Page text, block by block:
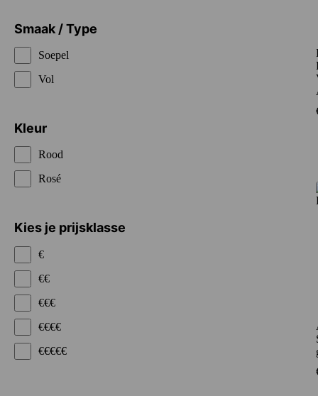
Smaak / Type
Soepel
Vol
Kleur
Rood
Rosé
Kies je prijsklasse
€
€€
€€€
€€€€
€€€€€